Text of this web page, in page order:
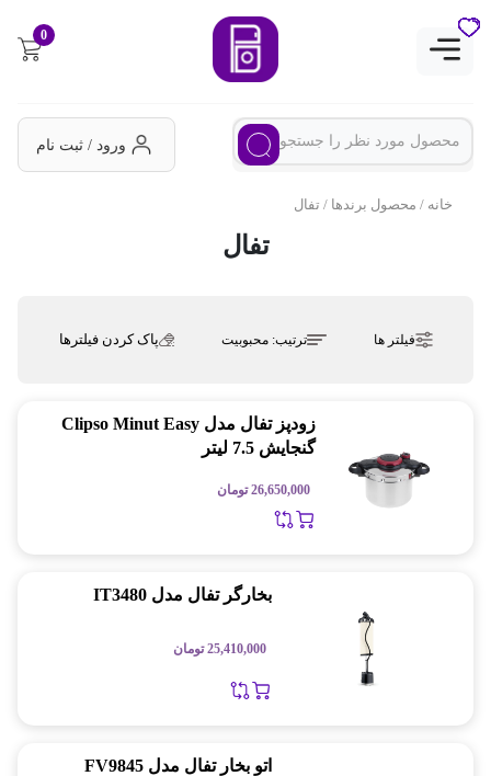
0
ورود / ثبت نام
خانه / محصول برندها / تفال
تفال
فیلتر ها ترتیب:محبوبیت پاک کردن فیلترها
زودپز تفال مدل Clipso Minut Easy
گنجایش 7.5 لیتر
26,650,000 تومان
بخارگر تفال مدل IT3480
25,410,000 تومان
اتو بخار تفال مدل FV9845